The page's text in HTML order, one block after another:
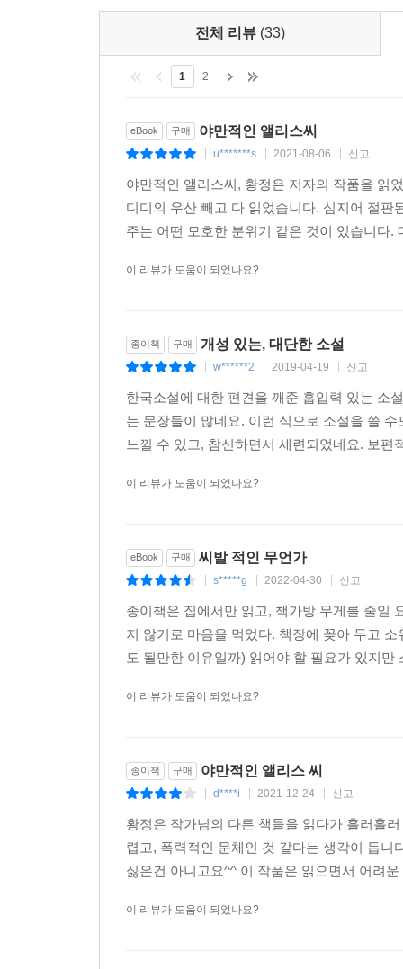
전체 리뷰 (33)
1 2
eBook 구매 야만적인 앨리스씨
u*******s 2021-08-06 신고
야만적인 앨리스씨, 황정은 저자의 작품을 읽
디디의 우산 빼고 다 읽었습니다. 심지어 절
주는 어떤 모호한 분위기 같은 것이 있습니다
이 리뷰가 도움이 되었나요?
종이책 구매 개성 있는, 대단한 소설
w******2 2019-04-19 신고
한국소설에 대한 편견을 깨준 흡입력 있는 소
는 문장들이 많네요. 이런 식으로 소설을 쓸
느낄 수 있고, 참신하면서 세련되었네요. 보
이 리뷰가 도움이 되었나요?
eBook 구매 씨발 적인 무언가
s*****g 2022-04-30 신고
종이책은 집에서만 읽고, 책가방 무게를 줄일
지 않기로 마음을 먹었다. 책장에 꽂아 두고
도 될만한 이유일까) 읽어야 할 필요가 있지
이 리뷰가 도움이 되었나요?
종이책 구매 야만적인 앨리스 씨
d****i 2021-12-24 신고
황정은 작가님의 다른 책들을 읽다가 흘러흘
렵고, 폭력적인 문체인 것 같다는 생각이 듭
싫은건 아니고요^^ 이 작품은 읽으면서 어려
이 리뷰가 도움이 되었나요?